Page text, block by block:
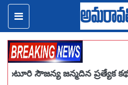
ప్రత్యేక కథనం # శ్రీ శ్రీ